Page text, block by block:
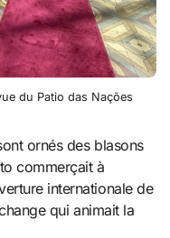
du Patio das Nações
ornés des blasons
commerçait à
internationale de
qui animait la